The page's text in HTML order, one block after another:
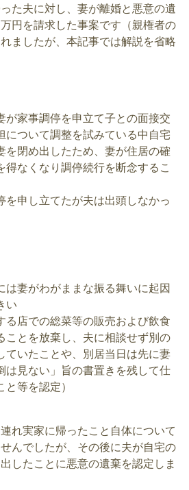
た夫に対し、妻が離婚と悪意の遺
円を請求した事案です（親権者の
ましたが、本記事では解説を省略
が家事調停を申立て子との面接交
について調整を試みている中自宅
を閉め出したため、妻が住居の確
得なくなり調停続行を断念するこ
を申し立てたが夫は出頭しなかっ
は妻がわがままな振る舞いに起因
い
る店での総菜等の販売および飲食
ことを放棄し、夫に相談せず別の
ていたことや、別居当日は先に妻
は見ない」旨の書置きを残して仕
等を認定）
れ実家に帰ったこと自体について
んでしたが、その後に夫が自宅の
したことに悪意の遺棄を認定しま